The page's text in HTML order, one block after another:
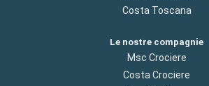
Costa Toscana
Le nostre compagnie
Msc Crociere
Costa Crociere